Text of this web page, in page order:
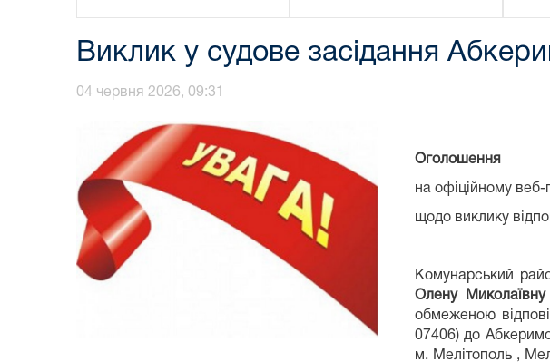
Виклик у судове засідання
04 червня 2026, 09:31
Оголошення
на офіційному веб-
щодо виклику
Комунарський
Олену Миколаївну
обмеженою
07406) до
м. Мелітополь ,